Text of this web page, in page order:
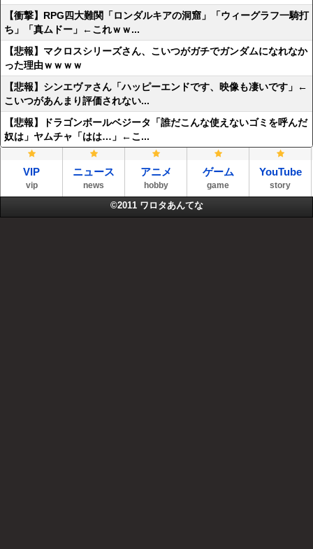
【衝撃】RPG四大難関「ロンダルキアの洞窟」「ウィーグラフ一騎打
ち」「真ムドー」←これｗｗ...
【悲報】マクロスシリーズさん、こいつがガチでガンダムになれなか
った理由ｗｗｗｗ
【悲報】シンエヴァさん「ハッピーエンドです、映像も凄いです」←
こいつがあんまり評価されない...
【悲報】ドラゴンボールベジータ「誰だこんな使えないゴミを呼んだ
奴は」ヤムチャ「はは…」←こ...
VIP
vip
ニュース
news
アニメ
hobby
ゲーム
game
YouTube
story
©2011 ワロタあんてな